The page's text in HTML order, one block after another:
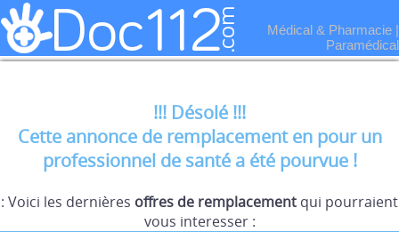
Médical & Pharmacie |
Paramédical
!!! Désolé !!!
Cette annonce de remplacement en pour un
professionnel de santé a été pourvue !
: Voici les dernières offres de remplacement qui pourraient
vous interesser :